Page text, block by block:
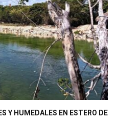
Y HUMEDALES EN ESTERO DE